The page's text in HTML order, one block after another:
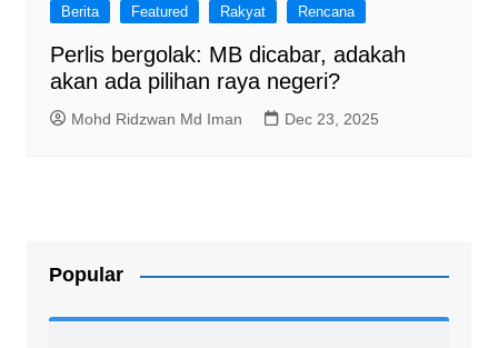
Berita Featured Rakyat Rencana
Perlis bergolak: MB dicabar, adakah
akan ada pilihan raya negeri?
Mohd Ridzwan Md Iman Dec 23, 2025
Popular